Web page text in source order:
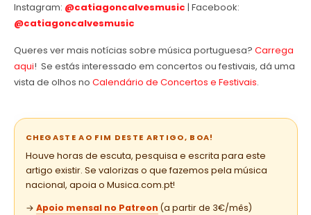
Instagram: @catiagoncalvesmusic | Facebook:
@catiagoncalvesmusic
Queres ver mais notícias sobre música portuguesa? Carrega
aqui! Se estás interessado em concertos ou festivais, dá uma
vista de olhos no Calendário de Concertos e Festivais.
CHEGASTE AO FIM DESTE ARTIGO, BOA!
Houve horas de escuta, pesquisa e escrita para este
artigo existir. Se valorizas o que fazemos pela música
nacional, apoia o Musica.com.pt!
→ Apoio mensal no Patreon (a partir de 3€/mês)